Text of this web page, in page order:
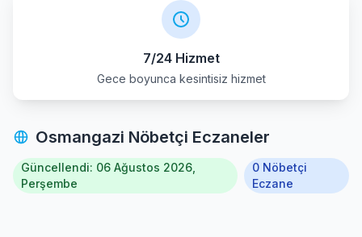
7/24 Hizmet
Gece boyunca kesintisiz hizmet
Osmangazi Nöbetçi Eczaneler
Güncellendi: 06 Ağustos 2026,
Perşembe
0 Nöbetçi
Eczane